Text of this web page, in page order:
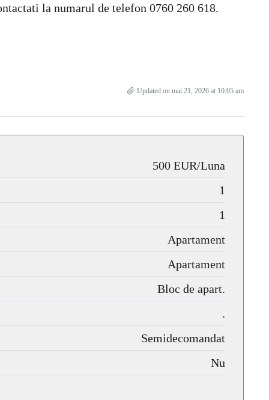
la numarul de telefon 0760 260 618.
Updated on mai 21, 2026 at 10:05 am
500 EUR/Luna
1
1
Apartament
Apartament
Bloc de apart.
.
Semidecomandat
Nu